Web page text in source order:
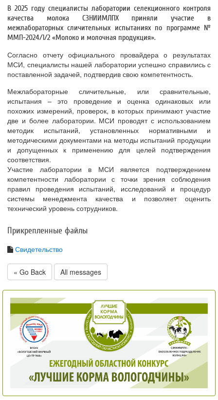
В 2025 году специалисты лаборатории селекционного контроля
качества молока СЗНИИМЛПХ приняли участие в
межлабораторных сличительных испытаниях по программе №
ММП-2024/1/2 «Молоко и молочная продукция».
Согласно отчету официального провайдера о результатах
МСИ, специалисты нашей лаборатории успешно справились с
поставленной задачей, подтвердив свою компетентность.
Межлабораторные сличительные, или сравнительные,
испытания – это проведение и оценка одинаковых или
похожих измерений, проверок, в которых принимают участие
две и более лаборатории. МСИ проводят с использованием
методик испытаний, установленных нормативными и
методическими документами на методы испытаний продукции
и допущенных к применению для целей подтверждения
соответствия.
Участие лаборатории в МСИ является подтверждением
компетентности лаборатории с точки зрения соблюдения
правил проведения испытаний, исследований и процедур
системы менеджмента качества и позволяет оценить
технический уровень сотрудников.
Прикрепленные файлы
Свидетельство
« Go Back All messages